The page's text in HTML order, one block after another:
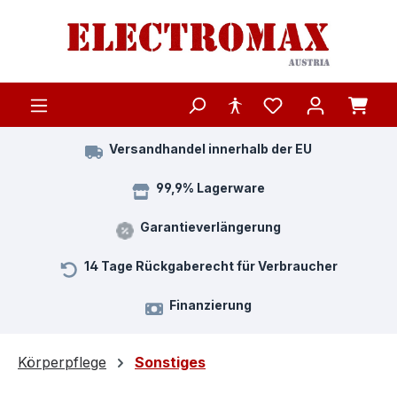
Zum Hauptinhalt springen
Versandhandel innerhalb der EU
99,9% Lagerware
Garantieverlängerung
14 Tage Rückgaberecht für Verbraucher
Finanzierung
Körperpflege Sonstiges